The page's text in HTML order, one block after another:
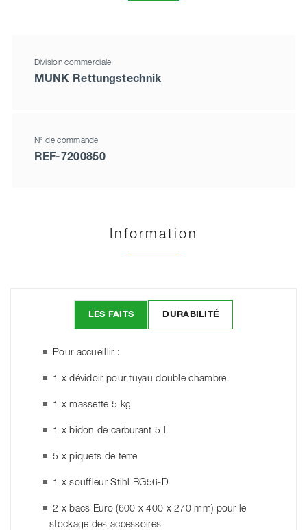
Division commerciale
MUNK Rettungstechnik
N° de commande
REF-7200850
Information
LES FAITS DURABILITÉ
Pour accueillir :
1 x dévidoir pour tuyau double chambre
1 x massette 5 kg
1 x bidon de carburant 5 l
5 x piquets de terre
1 x souffleur Stihl BG56-D
2 x bacs Euro (600 x 400 x 270 mm) pour le
stockage des accessoires